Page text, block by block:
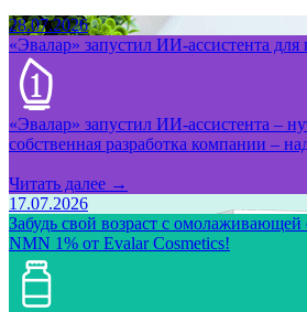
28.07.2026
«Эвалар» запустил ИИ-ассистента
«Эвалар» запустил ИИ-ассистента –
собственная разработка компании –
Читать далее →
17.07.2026
Забудь свой возраст с
NMN 1% от Evalar Cosmetics!